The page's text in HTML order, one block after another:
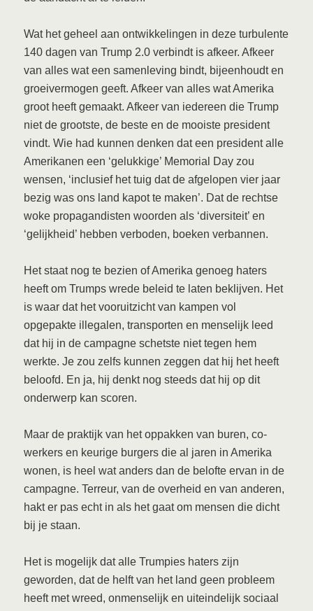
Wat het geheel aan ontwikkelingen in deze turbulente
140 dagen van Trump 2.0 verbindt is afkeer. Afkeer
van alles wat een samenleving bindt, bijeenhoudt en
groeivermogen geeft. Afkeer van alles wat Amerika
groot heeft gemaakt. Afkeer van iedereen die Trump
niet de grootste, de beste en de mooiste president
vindt. Wie had kunnen denken dat een president alle
Amerikanen een ‘gelukkige’ Memorial Day zou
wensen, ‘inclusief het tuig dat de afgelopen vier jaar
bezig was ons land kapot te maken’. Dat de rechtse
woke propagandisten woorden als ‘diversiteit’ en
‘gelijkheid’ hebben verboden, boeken verbannen.
Het staat nog te bezien of Amerika genoeg haters
heeft om Trumps wrede beleid te laten beklijven. Het
is waar dat het vooruitzicht van kampen vol
opgepakte illegalen, transporten en menselijk leed
dat hij in de campagne schetste niet tegen hem
werkte. Je zou zelfs kunnen zeggen dat hij het heeft
beloofd. En ja, hij denkt nog steeds dat hij op dit
onderwerp kan scoren.
Maar de praktijk van het oppakken van buren, co-
werkers en keurige burgers die al jaren in Amerika
wonen, is heel wat anders dan de belofte ervan in de
campagne. Terreur, van de overheid en van anderen,
hakt er pas echt in als het gaat om mensen die dicht
bij je staan.
Het is mogelijk dat alle Trumpies haters zijn
geworden, dat de helft van het land geen probleem
heeft met wreed, onmenselijk en uiteindelijk sociaal